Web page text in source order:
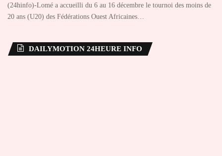
(24hinfo)-Lomé a accueilli du 6 au 16 décembre le tournoi des moins de
20 ans (U20) des Fédérations Ouest Africaines…
DAILYMOTION 24HEURE INFO